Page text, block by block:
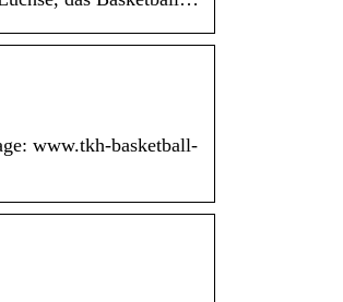
www.tkh-basketball-